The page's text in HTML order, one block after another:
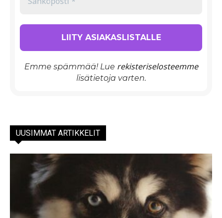
Emme spämmää! Lue rekisteriselosteemme
lisätietoja varten.
UUSIMMAT ARTIKKELIT